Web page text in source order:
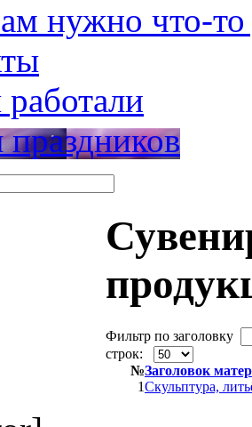
нужно что-то
Фильтр по заголовку
строк:
№Заголовок
1Скульптура,